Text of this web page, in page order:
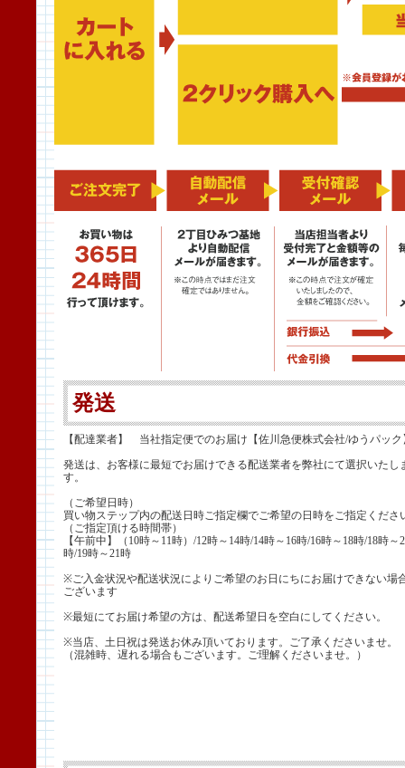
発送
【配達業者】 当社指定便でのお届け【佐川急便株式会社/ゆうパック
発送は、お客様に最短でお届けできる配送業者を弊社にて選択いたし
す。
（ご希望日時）
買い物ステップ内の配送日時ご指定欄でご希望の日時をご指定くださ
（ご指定頂ける時間帯）
【午前中】（10時～11時）/12時～14時/14時～16時/16時～18時/18時～
時/19時～21時
※ご入金状況や配送状況によりご希望のお日にちにお届けできない場
ございます
※最短にてお届け希望の方は、配送希望日を空白にしてください。
※当店、土日祝は発送お休み頂いております。ご了承くださいませ。
（混雑時、遅れる場合もございます。ご理解くださいませ。）